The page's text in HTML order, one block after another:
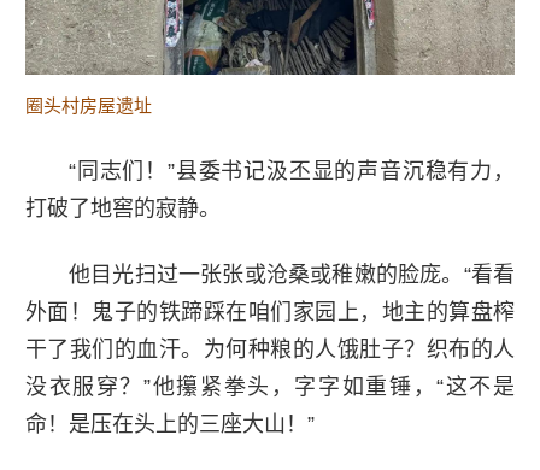
圈头村房屋遗址
“同志们！”县委书记汲丕显的声音沉稳有力，
打破了地窖的寂静。
他目光扫过一张张或沧桑或稚嫩的脸庞。“看看
外面！鬼子的铁蹄踩在咱们家园上，地主的算盘榨
干了我们的血汗。为何种粮的人饿肚子？织布的人
没衣服穿？”他攥紧拳头，字字如重锤，“这不是
命！是压在头上的三座大山！”